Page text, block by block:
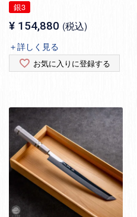
銀3
¥ 154,880 税込
＋詳しく見る
お気に入りに登録する